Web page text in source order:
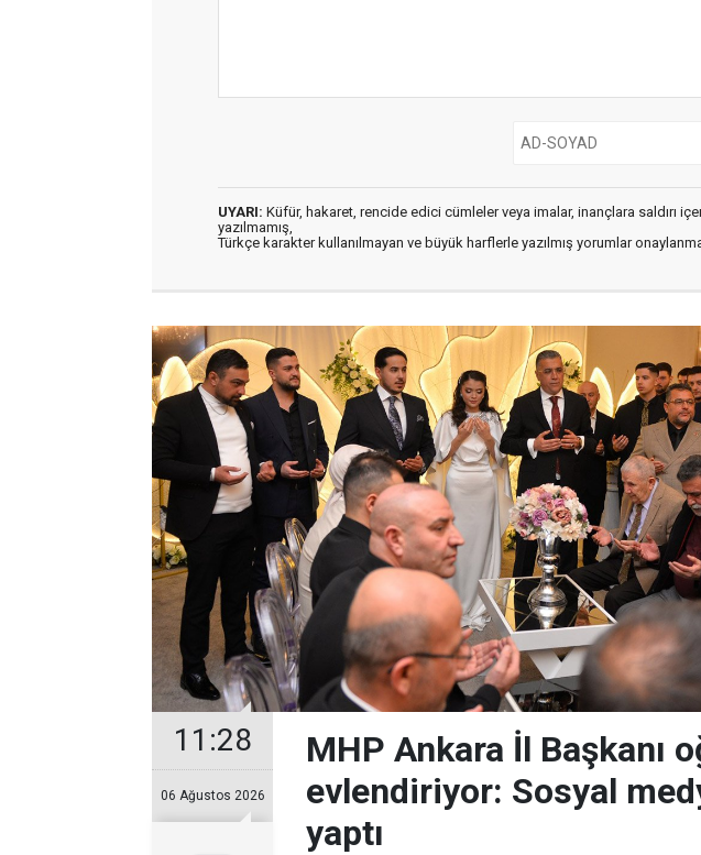
UYARI: Küfür, hakaret, rencide edici cümleler veya imalar, inançlara saldırı
yazılmamış,
Türkçe karakter kullanılmayan ve büyük harflerle yazılmış yorumlar
11:28
06 Ağustos 2026
MHP Ankara İl Başkanı
evlendiriyor: Sosyal
yaptı